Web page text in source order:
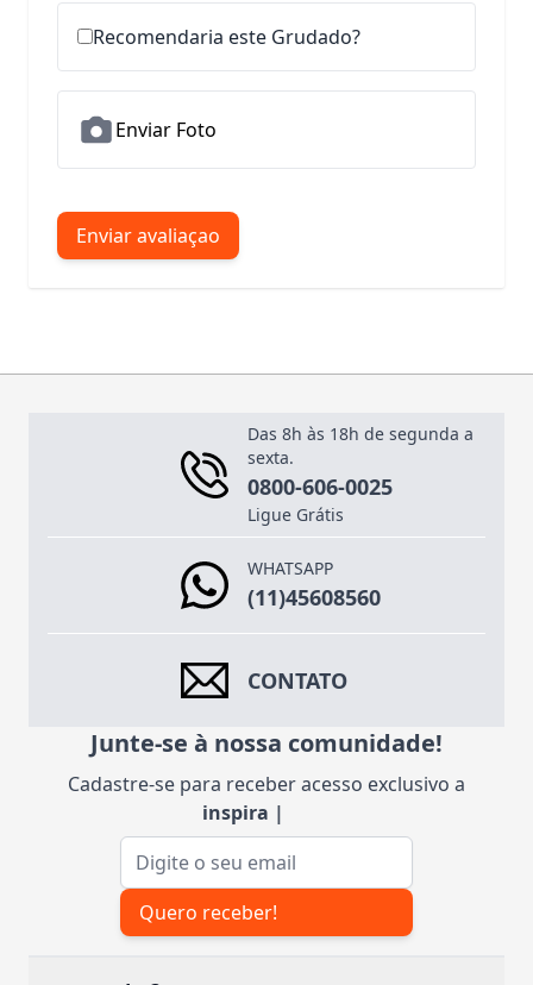
Recomendaria este Grudado?
Enviar Foto
Enviar avaliaçao
Das 8h às 18h de segunda a
sexta.
0800-606-0025
Ligue Grátis
WHATSAPP
(11)45608560
CONTATO
Junte-se à nossa comunidade!
Cadastre-se para receber acesso exclusivo a
inspiraçõe
Endereço de e-mail
Quero receber!